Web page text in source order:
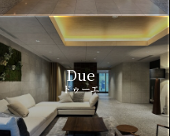
Due
ドゥーエ